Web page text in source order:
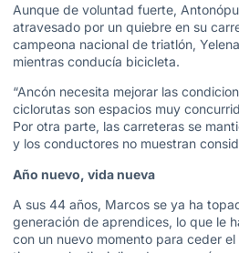
Aunque de voluntad fuerte,
atravesado por un quiebre en su
campeona nacional de triatlón,
mientras conducía bicicleta.
“Ancón necesita mejorar las
ciclorutas son espacios muy
Por otra parte, las carreteras se
y los conductores no muestran
Año nuevo, vida nueva
A sus 44 años, Marcos se ya ha
generación de aprendices, lo que le
con un nuevo momento para ceder